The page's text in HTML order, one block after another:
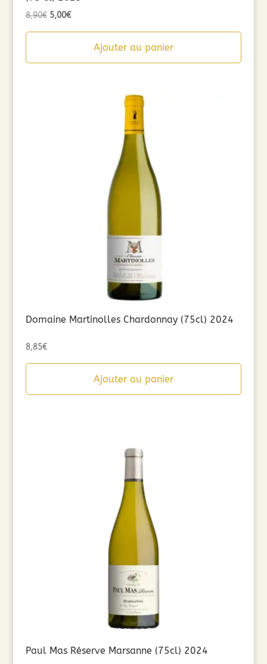
8,90€ Le
5,00€Le
Ajouter au panier
Domaine Martinolles Chardonnay (75cl) 2024
8,85€
Ajouter au panier
Paul Mas Réserve Marsanne (75cl) 2024